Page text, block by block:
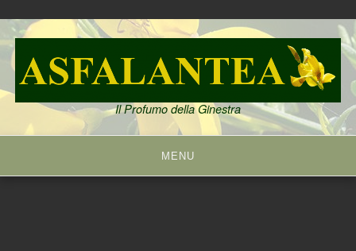
Skip
to
content
Il Profumo della Ginestra
MENU